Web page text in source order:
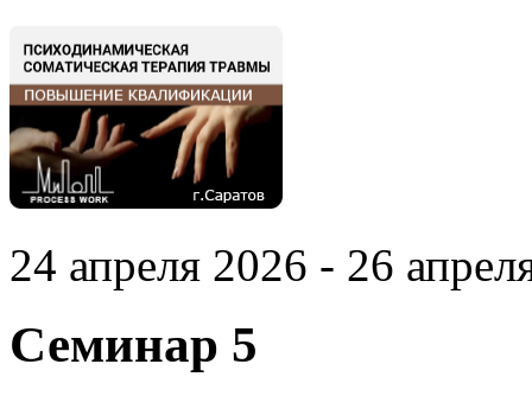
24 апреля 2026 - 26
Семинар 5